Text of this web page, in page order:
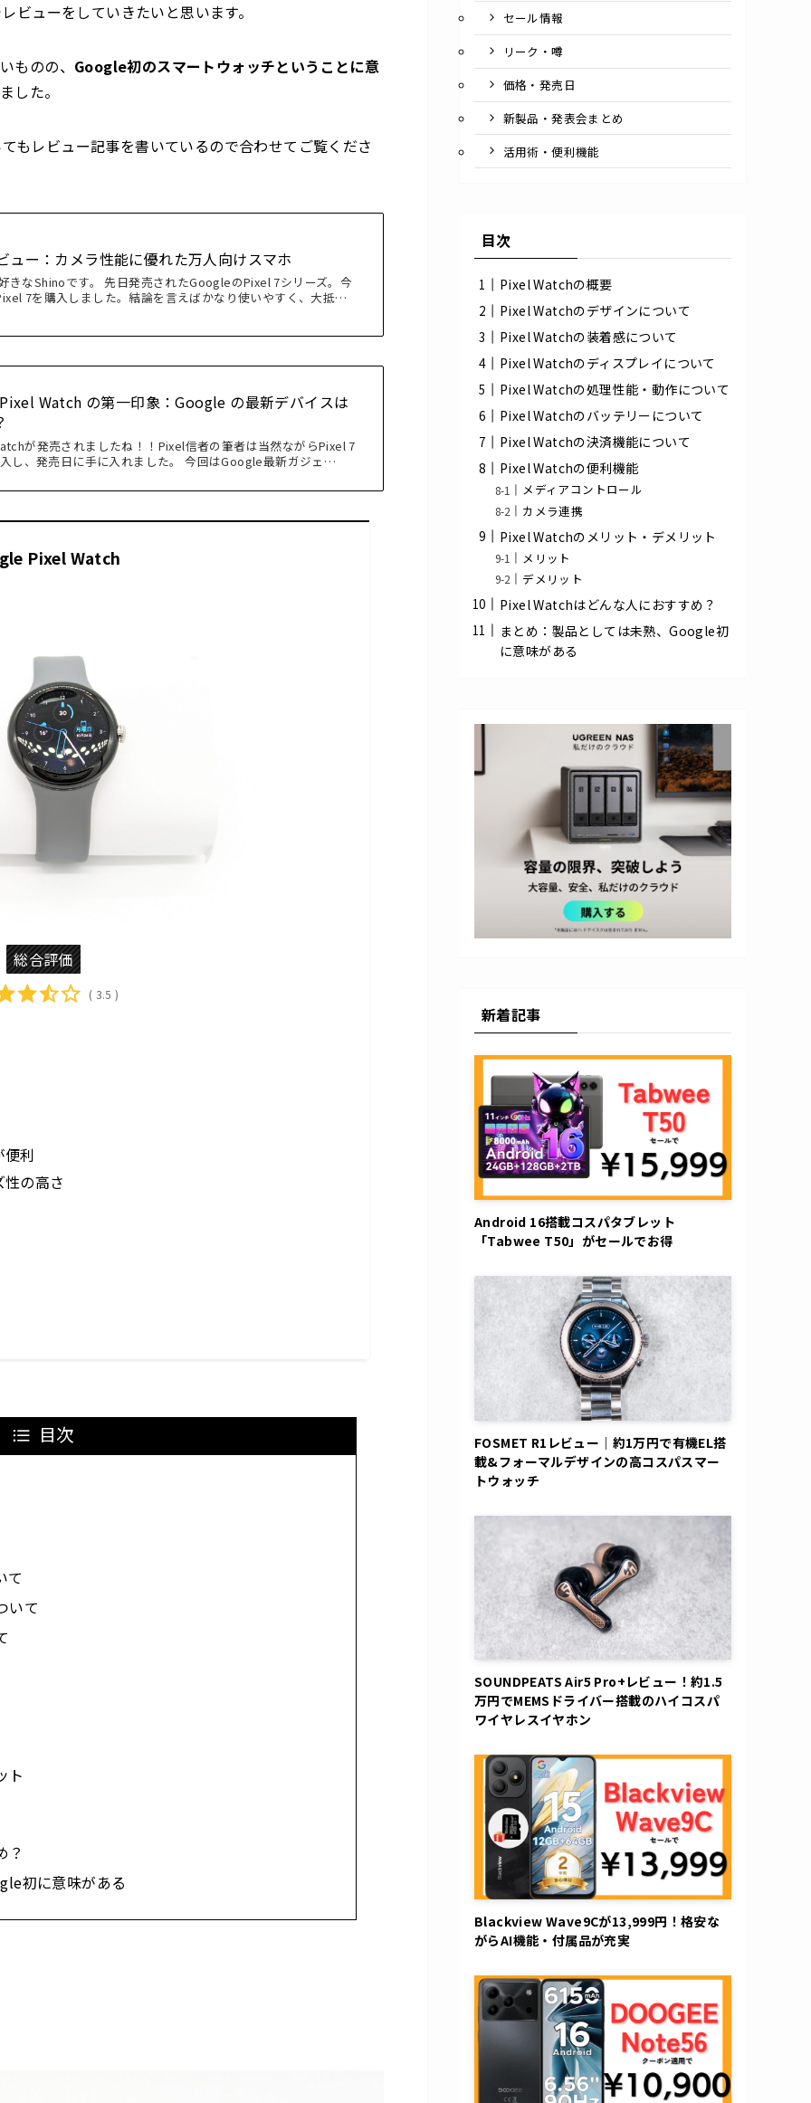
ビューをしていきたいと思います。
ものの、 Google初のスマートウォッチということに意
した。
もレビュー記事を書いているので合わせてご覧くださ
ー：カメラ性能に優れた万人向けスマホ
きなShinoです。 先日発売されたGoogleのPixel 7シリーズ。今
7を購入しました。結論を言えばかなり使いやすく、大抵…
Watch の第一印象：Google の最新デバイスは
が発売されましたね！！Pixel信者の筆者は当然ながらPixel 7
し、発売日に手に入れました。 今回はGoogle最新ガジェ…
Pixel Watch
総合評価
( 3.5 )
利
の高さ
目次
て
いて
ト
？
初に意味がある
セール情報
リーク・噂
価格・発売日
新製品・発表会まとめ
活用術・便利機能
目次
Pixel Watchの概要
Pixel Watchのデザインについて
Pixel Watchの装着感について
Pixel Watchのディスプレイについて
Pixel Watchの処理性能・動作について
Pixel Watchのバッテリーについて
Pixel Watchの決済機能について
Pixel Watchの便利機能
メディアコントロール
カメラ連携
Pixel Watchのメリット・デメリット
メリット
デメリット
Pixel Watchはどんな人におすすめ？
まとめ：製品としては未熟、Google初
に意味がある
新着記事
Android 16搭載コスパタブレット
「Tabwee T50」がセールでお得
FOSMET R1レビュー｜約1万円で有機EL搭
載&フォーマルデザインの高コスパスマー
トウォッチ
SOUNDPEATS Air5 Pro+レビュー！約1.5
万円でMEMSドライバー搭載のハイコスパ
ワイヤレスイヤホン
Blackview Wave9Cが13,999円！格安な
がらAI機能・付属品が充実